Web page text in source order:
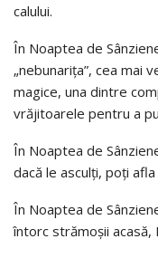
calului.
În Noaptea de
„nebunariţa”, cea mai
magice, una dintre
vrăjitoarele pentru a
În Noaptea de
dacă le asculți, poți
În Noaptea de
întorc strămoșii acasă,